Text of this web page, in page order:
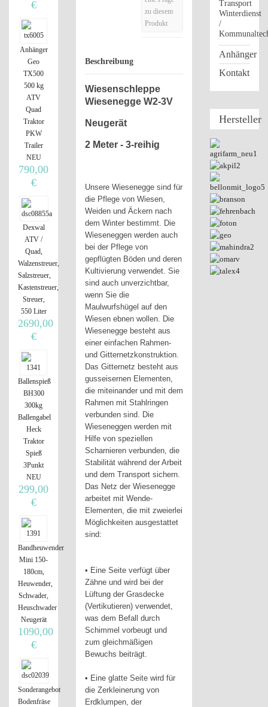
zu diesem
Produkt
Beschreibung
Wiesenschleppe
Wiesenegge W2-3V
Neugerät
2 Meter - 3-reihig
Unsere Wiesenegge sind für
die Pflege von Wiesen,
Weiden und Äckern nach
dem Winter bestimmt. Die
Wieseneggen werden auch
bei der Pflege von
gepflügten Böden und deren
Kultivierung verwendet. Sie
sind auch unverzichtbar,
wenn Sie die
Maulwurfshügel auf den
Wiesen ebnen wollen. Die
Wiesenegge besteht aus
einer einfachen Rahmen-
und Gitternetzkonstruktion.
Das Gitternetz besteht aus
gusseisernen Elementen,
die miteinander und mit dem
Rahmen mit Stahlringen
verbunden sind. Die
Wieseneggen werden mit
Hilfe von speziellen
Scharnieren verbunden, die
Stabilität während der Arbeit
und dem Transport sichern.
Das Netz der Wiesenegge
arbeitet mit Wende-
Elementen, die mit zweierlei
Möglichkeiten ausgestattet
sind:
• Eine Seite verfügt über
Zähne und wird bei der
Lüftung der Grasdecke
(Vertikutieren) verwendet,
was dem Befall durch
Schimmel vorbeugt und
zum gleichmäßigen
Bewuchs beiträgt.
• Eine glatte Seite wird für
die Zerkleinerung von
Erdklumpen, der
€
Anhänger
Geo
TX500
500 kg
ATV
Quad
Traktor
PKW
Trailer
NEU
790,00
€
Dexwal
ATV /
Quad,
Walzenstreuer,
Salzstreuer,
Kastenstreuer,
Streuer,
550 Liter
2690,00
€
Ballenspieß
BH300
300kg
Ballengabel
Heck
Traktor
Spieß
3Punkt
NEU
299,00
€
Bandheuwender
Mini 150-
180cm,
Heuwender,
Schwader,
Heuschwader
Neugerät
1090,00
€
Sonderangebot
Bodenfräse
Transport
Winterdienst
/
Anhänger
Kontakt
Hersteller